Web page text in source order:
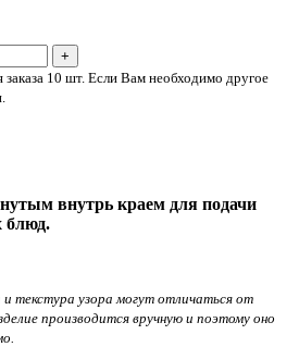
+
10 шт. Если Вам необходимо другое
внутрь краем для подачи
блюд.
узора могут отличаться от
производится вручную и поэтому оно